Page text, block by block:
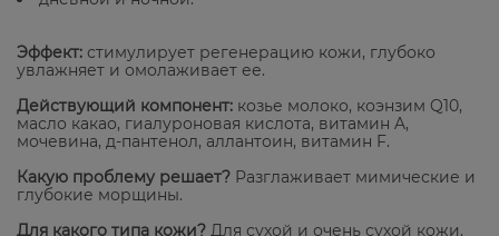
Эффект: стимулирует регенерацию кожи, глубоко
увлажняет и омолаживает ее.
Действующий компонент: козье молоко, коэнзим Q10,
масло какао, гиалуроновая кислота, витамин A,
мочевина, д-пантенол, аллантоин, витамин F.
Какую проблему решает? Разглаживает мимические и
глубокие морщины.
Для какого типа кожи? Для сухой и очень сухой кожи.